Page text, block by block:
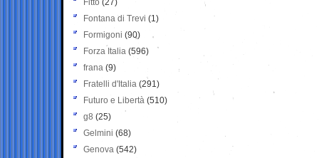
Fitto (27)
Fontana di Trevi (1)
Formigoni (90)
Forza Italia (596)
frana (9)
Fratelli d'Italia (291)
Futuro e Libertà (510)
g8 (25)
Gelmini (68)
Genova (542)